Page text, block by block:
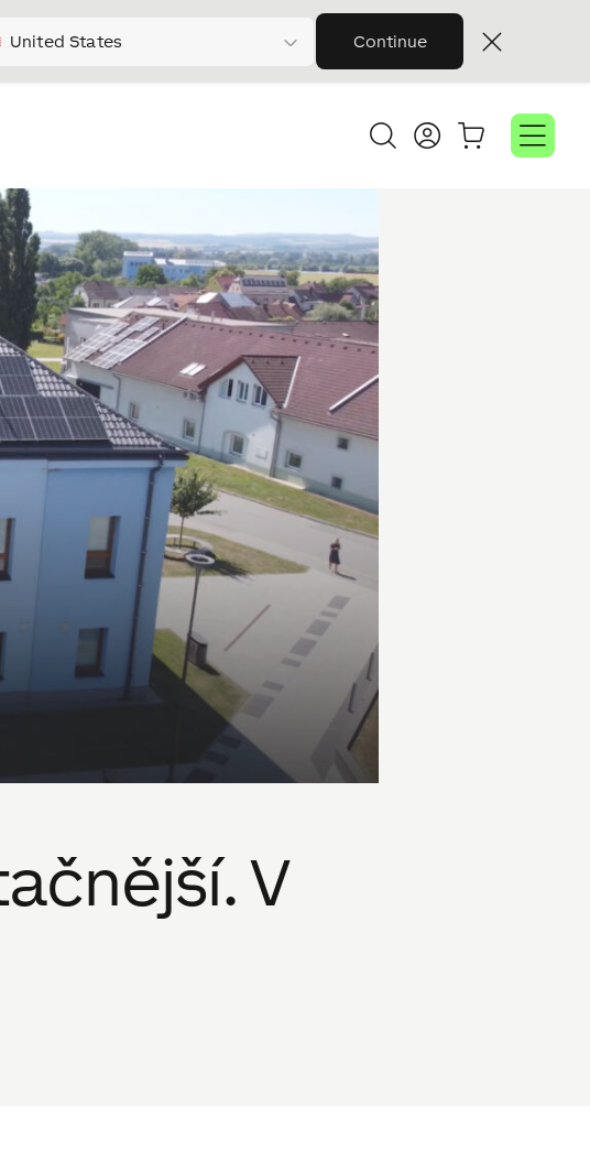
United States Continue
V